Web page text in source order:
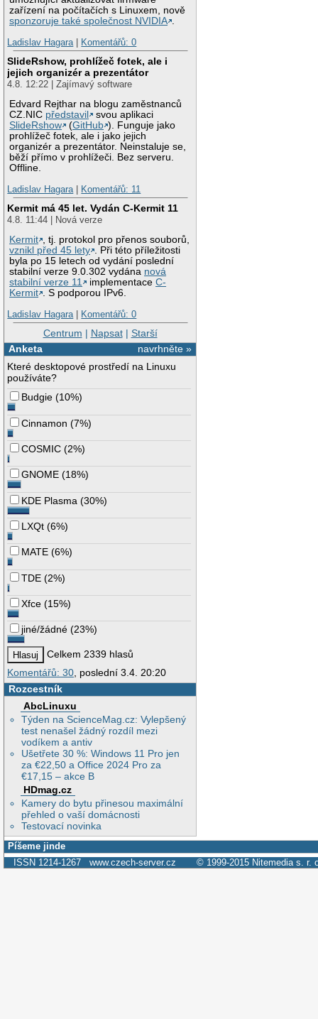
zařízení na počítačích s Linuxem, nově
sponzoruje také společnost NVIDIA .
Ladislav Hagara| Komentářů: 0
SlideRshow, prohlížeč fotek, ale i
jejich organizér a prezentátor
4.8. 12:22 | Zajímavý software
Edvard Rejthar na blogu zaměstnanců
CZ.NIC představil
svou aplikaci
SlideRshow
(GitHub ). Funguje jako
prohlížeč fotek, ale i jako jejich
organizér a prezentátor. Neinstaluje se,
běží přímo v prohlížeči. Bez serveru.
Offline.
Ladislav Hagara| Komentářů: 11
Kermit má 45 let. Vydán C-Kermit 11
4.8. 11:44 | Nová verze
Kermit , tj. protokol pro přenos souborů,
vznikl před 45 lety . Při této příležitosti
byla po 15 letech od vydání poslední
stabilní verze 9.0.302 vydána nová
stabilní verze 11
implementaceC-
Kermit . S podporou IPv6.
Ladislav Hagara| Komentářů: 0
Centrum | Napsat| Starší
navrhněte »
Anketa
Které desktopové prostředí na Linuxu
používáte?
Budgie (10%)
Cinnamon (7%)
COSMIC (2%)
GNOME (18%)
KDE Plasma (30%)
LXQt (6%)
MATE (6%)
TDE (2%)
Xfce (15%)
jiné/žádné (23%)
Celkem 2339 hlasů
Komentářů: 30 , poslední 3.4. 20:20
Rozcestník
AbcLinuxu
Týden na ScienceMag.cz: Vylepšený
test nenašel žádný rozdíl mezi
vodíkem a antiv
Ušetřete 30 %: Windows 11 Pro jen
za €22,50 a Office 2024 Pro za
€17,15 – akce B
HDmag.cz
Kamery do bytu přinesou maximální
přehled o vaší domácnosti
Testovací novinka
Píšeme jinde
ISSN 1214-1267 www.czech-server.cz © 1999-2015 Nitemedia s. r.